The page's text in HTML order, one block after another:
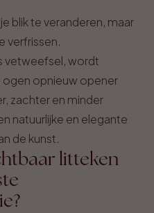
blik te veranderen, maar
verfrissen.
vetweefsel, wordt
opnieuw opener
zachter en minder
natuurlijke en elegante
de kunst.
litteken